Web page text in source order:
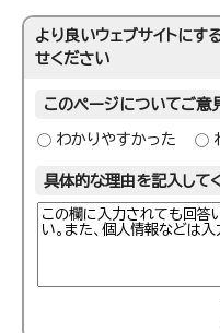
より良いウェブサイトにす
せください
このページについてご意
わかりやすかった
具体的な理由を記入して